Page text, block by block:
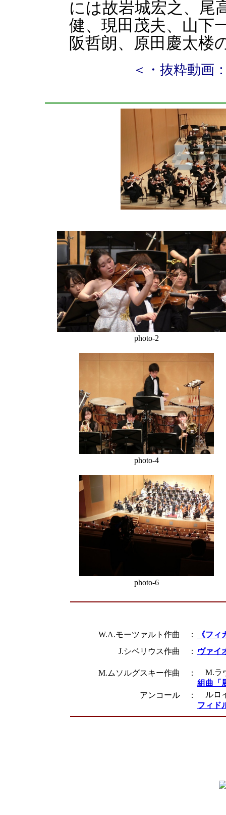
には故岩城宏之、尾
健、現田茂夫、山下
阪哲朗、原田慶太楼
＜・抜粋動画
photo-2
photo-4
photo-6
W.A.モーツァルト作曲 ：
《フ
J.シベリウス作曲 ：
ヴァイ
M.ムソルグスキー作曲 ：
M.ラ
組曲「
アンコール ：
ルロ
フィド